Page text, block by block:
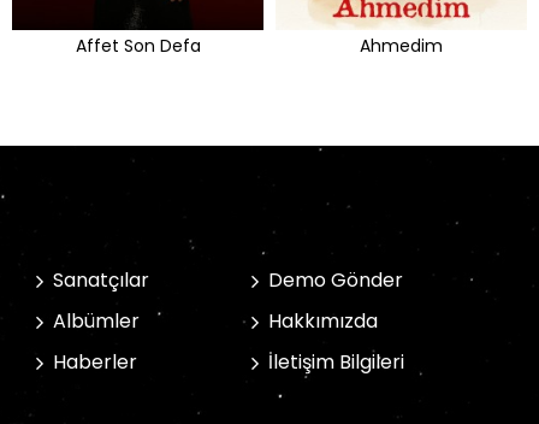
Affet Son Defa Ahmedim
Sanatçılar
Albümler
Haberler
Demo Gönder
Hakkımızda
İletişim Bilgileri